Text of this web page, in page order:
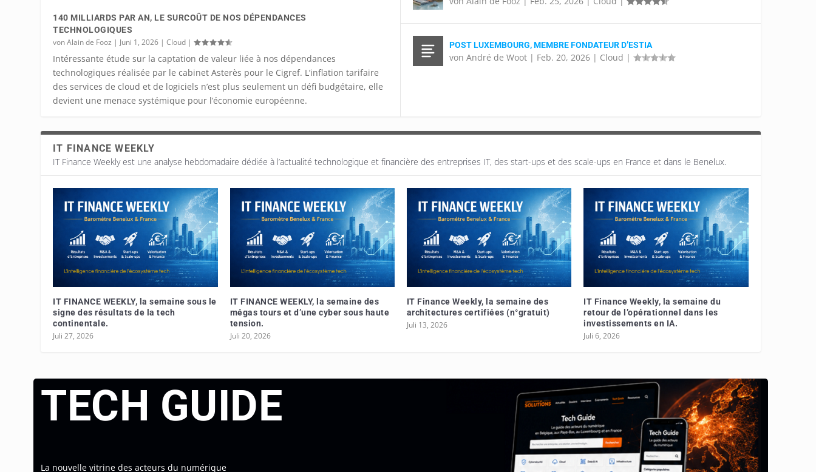
140 MILLIARDS PAR AN, LE SURCOÛT DE NOS DÉPENDANCES
TECHNOLOGIQUES
vonAlain de Fooz | Juni 1, 2026 |Cloud |
Intéressante étude sur la captation de valeur liée à nos dépendances
technologiques réalisée par le cabinet Asterès pour le Cigref. L’inflation tarifaire
des services de cloud et de logiciels n’est plus seulement un défi budgétaire, elle
devient une menace systémique pour l’économie européenne.
POST LUXEMBOURG, MEMBRE FONDATEUR D’ESTIA
von André de Woot | Feb. 20, 2026 | Cloud |
IT FINANCE WEEKLY
IT Finance Weekly est une analyse hebdomadaire dédiée à l’actualité technologique et financière des entreprises IT, des start-ups et des scale-ups en France et dans le Benelux.
IT FINANCE WEEKLY, la semaine sous le
signe des résultats de la tech
continentale.
Juli 27, 2026
IT FINANCE WEEKLY, la semaine des
mégas tours et d’une cyber sous haute
tension.
Juli 20, 2026
IT Finance Weekly, la semaine des
architectures certifiées (n°gratuit)
Juli 13, 2026
IT Finance Weekly, la semaine du
retour de l’opérationnel dans les
investissements en IA.
Juli 6, 2026
TECH GUIDE
La nouvelle vitrine des acteurs du numérique